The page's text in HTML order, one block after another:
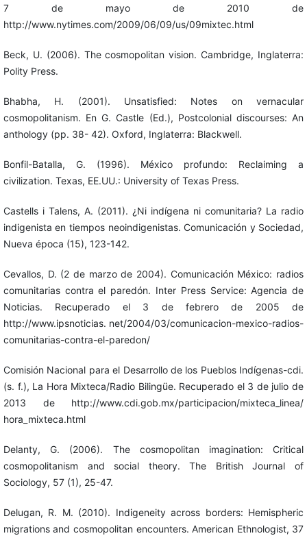
7 de mayo de 2010 de
http://www.nytimes.com/2009/06/09/us/09mixtec.html
Beck, U. (2006). The cosmopolitan vision. Cambridge, Inglaterra:
Polity Press.
Bhabha, H. (2001). Unsatisfied: Notes on vernacular
cosmopolitanism. En G. Castle (Ed.), Postcolonial discourses: An
anthology (pp. 38- 42). Oxford, Inglaterra: Blackwell.
Bonfil-Batalla, G. (1996). México profundo: Reclaiming a
civilization. Texas, EE.UU.: University of Texas Press.
Castells i Talens, A. (2011). ¿Ni indígena ni comunitaria? La radio
indigenista en tiempos neoindigenistas. Comunicación y Sociedad,
Nueva época (15), 123-142.
Cevallos, D. (2 de marzo de 2004). Comunicación México: radios
comunitarias contra el paredón. Inter Press Service: Agencia de
Noticias. Recuperado el 3 de febrero de 2005 de
http://www.ipsnoticias. net/2004/03/comunicacion-mexico-radios-
comunitarias-contra-el-paredon/
Comisión Nacional para el Desarrollo de los Pueblos Indígenas-cdi.
(s. f.), La Hora Mixteca/Radio Bilingüe. Recuperado el 3 de julio de
2013 de http://www.cdi.gob.mx/participacion/mixteca_linea/
hora_mixteca.html
Delanty, G. (2006). The cosmopolitan imagination: Critical
cosmopolitanism and social theory. The British Journal of
Sociology, 57 (1), 25-47.
Delugan, R. M. (2010). Indigeneity across borders: Hemispheric
migrations and cosmopolitan encounters. American Ethnologist, 37